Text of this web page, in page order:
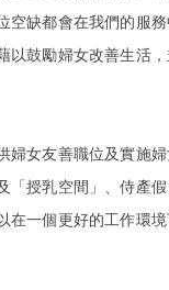
空缺都會在我們的服
以鼓勵婦女改善生活
婦女友善職位及實施
「授乳空間」、侍產
在一個更好的工作環